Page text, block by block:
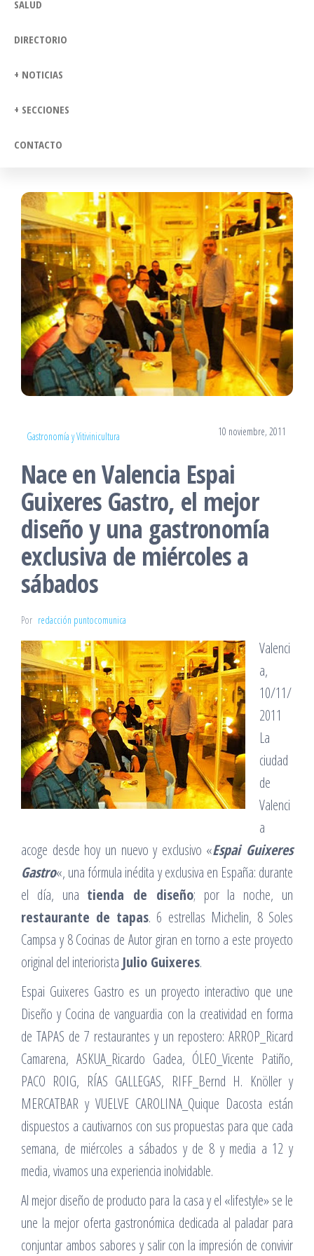
SALUD
DIRECTORIO
+ NOTICIAS
+ SECCIONES
CONTACTO
Gastronomía y Vitivinicultura 10 noviembre, 2011
Nace en Valencia Espai
Guixeres Gastro, el mejor
diseño y una gastronomía
exclusiva de miércoles a
sábados
Por redacción puntocomunica
Valenci
a,
10/11/
2011
La
ciudad
de
Valenci
a
acoge desde hoy un nuevo y exclusivo «Espai Guixeres
Gastro«, una fórmula inédita y exclusiva en España: durante
el día, una tienda de diseño; por la noche, un
restaurante de tapas. 6 estrellas Michelin, 8 Soles
Campsa y 8 Cocinas de Autor giran en torno a este proyecto
original del interiorista Julio Guixeres.
Espai Guixeres Gastro es un proyecto interactivo que une
Diseño y Cocina de vanguardia con la creatividad en forma
de TAPAS de 7 restaurantes y un repostero: ARROP_Ricard
Camarena, ASKUA_Ricardo Gadea, ÓLEO_Vicente Patiño,
PACO ROIG, RÍAS GALLEGAS, RIFF_Bernd H. Knöller y
MERCATBAR y VUELVE CAROLINA_Quique Dacosta están
dispuestos a cautivarnos con sus propuestas para que cada
semana, de miércoles a sábados y de 8 y media a 12 y
media, vivamos una experiencia inolvidable.
Al mejor diseño de producto para la casa y el «lifestyle» se le
une la mejor oferta gastronómica dedicada al paladar para
conjuntar ambos sabores y salir con la impresión de convivir